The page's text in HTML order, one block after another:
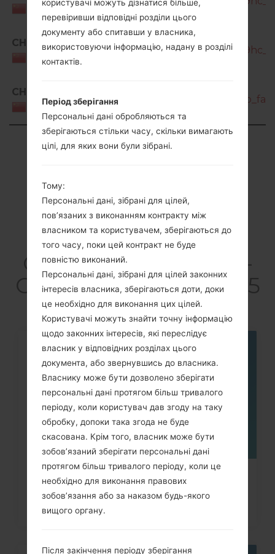
China
CHM
China
SM-
CHM
China
Showing 1 to 3 of 3 entries
Articles LGSM-
G5528(Samsung SM-
G5528) akaGalaxy On5
2016 4G+
Як видалити усі дані з телефона
Samsung Galaxy Note,...
користувачі можуть дізнатися більше,
перевіривши відповідні розділи цього
документу або спитавши у власника,
використовуючи інформацію, надану в розділі
контактів.
Період зберігання
Персональні дані обробляються та
зберігаються стільки часу, скільки вимагають
цілі, для яких вони були зібрані.
Тому:
Персональні дані, зібрані для цілей,
пов’язаних з виконанням контракту між
власником та користувачем, зберігаються до
того часу, поки цей контракт не буде
повністю виконаний.
Персональні дані, зібрані для цілей законних
інтересів власника, зберігаються доти, доки
це необхідно для виконання цих цілей.
Користувачі можуть знайти точну інформацію
щодо законних інтересів, які переслідує
власник у відповідних розділах цього
документа, або звернувшись до власника.
Власнику може бути дозволено зберігати
персональні дані протягом більш тривалого
періоду, коли користувач дав згоду на таку
обробку, допоки така згода не буде
скасована. Крім того, власник може бути
зобов’язаний зберігати персональні дані
протягом більш тривалого періоду, коли це
необхідно для виконання правових
зобов’язання або за наказом будь-якого
вищого органу.
Після закінчення періоду зберігання